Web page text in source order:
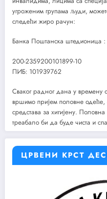
угроженим групама људи,
следећи жиро рачун:
Банка Поштанска штедионица :
200-2359200101899-10
ПИБ: 101939762
Сваког радног дана у времену
вршимо пријем половне одеће,
средстава за хигијену.
треабало би да буде чиста и
ЦРВЕНИ КРСТ